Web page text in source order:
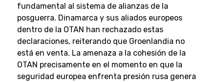
fundamental al sistema de alianzas de la
posguerra. Dinamarca y sus aliados europeos
dentro de la OTAN han rechazado estas
declaraciones, reiterando que Groenlandia no
está en venta. La amenaza a la cohesión de la
OTAN precisamente en el momento en que la
seguridad europea enfrenta presión rusa genera